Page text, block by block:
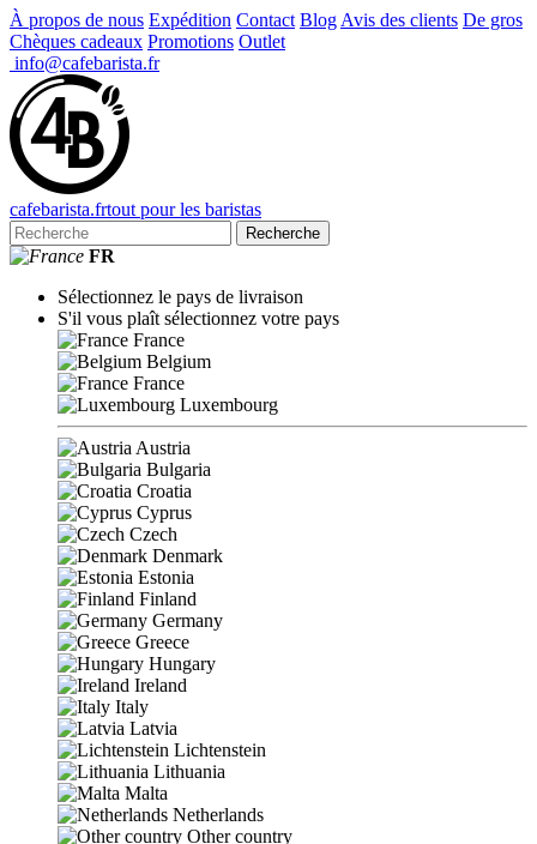
À propos de nous Expédition Contact Blog Avis des clients De gros
Chèques cadeaux Promotions Outlet
info@cafebarista.fr
cafebarista.frtout pour les baristas
Recherche
FR
Sélectionnez le pays de livraison
S'il vous plaît sélectionnez votre pays
France
Belgium
France
Luxembourg
Austria
Bulgaria
Croatia
Cyprus
Czech
Denmark
Estonia
Finland
Germany
Greece
Hungary
Ireland
Italy
Latvia
Lichtenstein
Lithuania
Malta
Netherlands
Other country